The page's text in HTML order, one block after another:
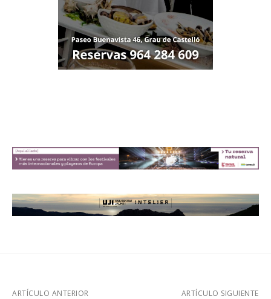
ARTÍCULO ANTERIOR ARTÍCULO SIGUIENTE